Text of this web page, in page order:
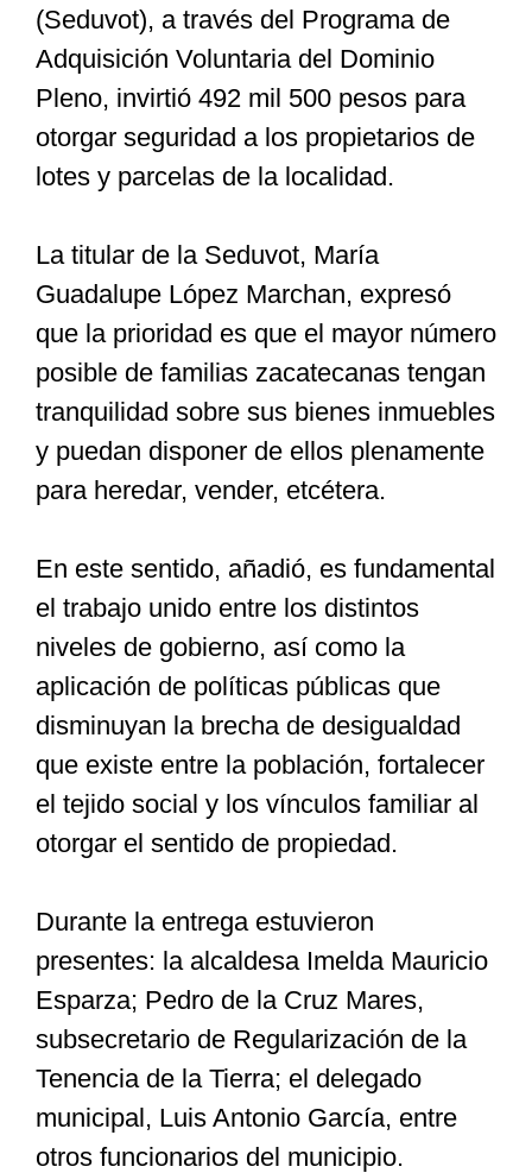
Nosotros
(Seduvot), a través del Programa de
Adquisición Voluntaria del Dominio
Pleno, invirtió 492 mil 500 pesos para
otorgar seguridad a los propietarios de
lotes y parcelas de la localidad.
La titular de la Seduvot, María
Guadalupe López Marchan, expresó
que la prioridad es que el mayor número
posible de familias zacatecanas tengan
tranquilidad sobre sus bienes inmuebles
y puedan disponer de ellos plenamente
para heredar, vender, etcétera.
En este sentido, añadió, es fundamental
el trabajo unido entre los distintos
niveles de gobierno, así como la
aplicación de políticas públicas que
disminuyan la brecha de desigualdad
que existe entre la población, fortalecer
el tejido social y los vínculos familiar al
otorgar el sentido de propiedad.
Durante la entrega estuvieron
presentes: la alcaldesa Imelda Mauricio
Esparza; Pedro de la Cruz Mares,
subsecretario de Regularización de la
Tenencia de la Tierra; el delegado
municipal, Luis Antonio García, entre
otros funcionarios del municipio.